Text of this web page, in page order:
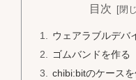
目次
ウェアラブルデバ
ゴムバンドを作る
chibi:bitのケースを